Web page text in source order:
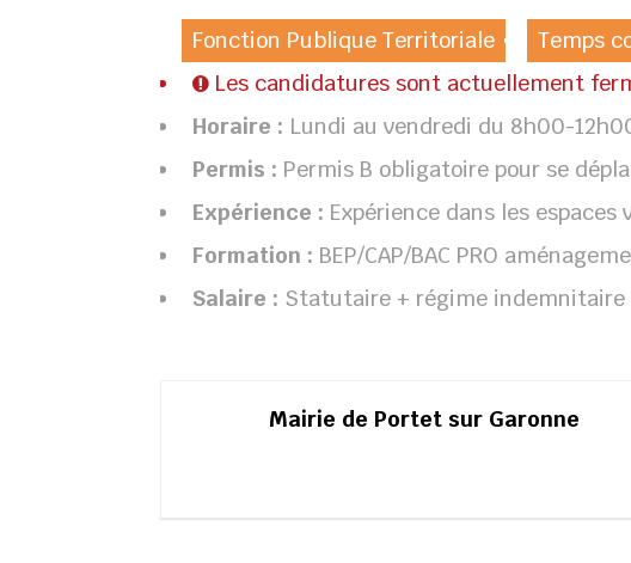
Fonction Publique Territoriale Temps
Les candidatures sont actuellement
Horaire : Lundi au vendredi du 8h00-
Permis : Permis B obligatoire pour se
Expérience : Expérience dans les espaces
Formation : BEP/CAP/BAC PRO
Salaire : Statutaire + régime indemnitaire
Mairie de Portet sur Garonne